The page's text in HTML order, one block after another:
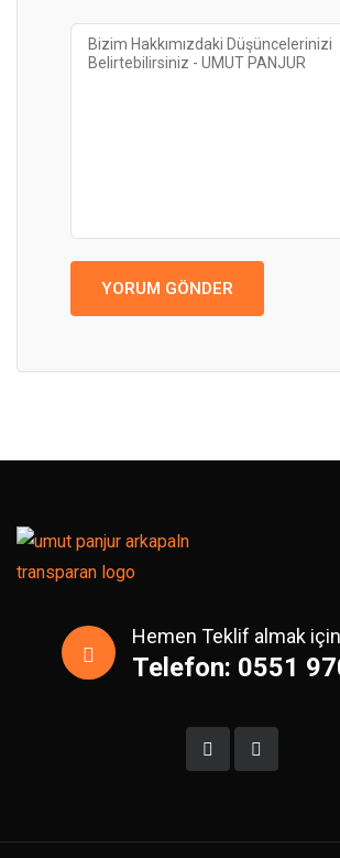
Hemen Teklif almak
Telefon: 0551